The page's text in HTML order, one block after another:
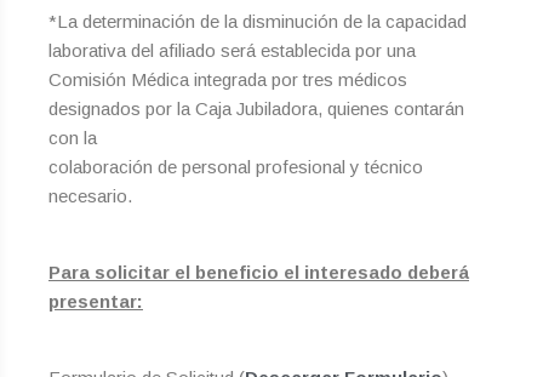
*La determinación de la disminución de la capacidad
laborativa del afiliado será establecida por una
Comisión Médica integrada por tres médicos
designados por la Caja Jubiladora, quienes contarán
con la
colaboración de personal profesional y técnico
necesario.
Para solicitar el beneficio el interesado deberá
presentar: